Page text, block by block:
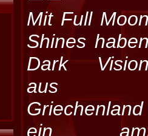
Mit Full
Shines
Dark
aus
Griechenland
ein